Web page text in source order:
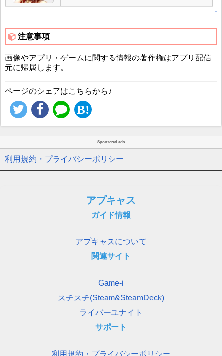
↑
注意事項
画像やアプリ・ゲームに関する情報の著作権はアプリ配信
元に帰属します。
ページのシェアはこちらから♪
Sponsored ads
利用規約・プライバシーポリシー
アプキャス
ガイド情報
アプキャスについて
関連サイト
Game-i
スチスチ(Steam&SteamDeck)
ライバーユナイト
サポート
利用規約・プライバシーポリシー